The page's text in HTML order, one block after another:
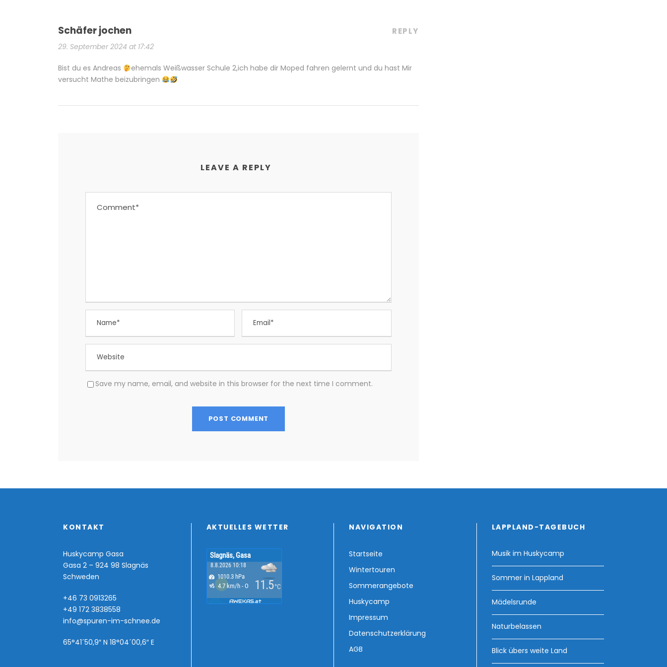
Schäfer jochen
29. September 2024 at 17:42
REPLY
Bist du es Andreas
ehemals Weißwasser Schule 2,ich habe dir Moped fahren gelernt und du hast Mir
versucht Mathe beizubringen
LEAVE A REPLY
Save my name, email, and website in this browser for the next time I comment.
KONTAKT
Huskycamp Gasa
Gasa 2 – 924 98 Slagnäs
Schweden
+46 73 0913265
+49 172 3838558
info@spuren-im-schnee.de
65°41´50,9″ N 18°04´00,6″ E
AKTUELLES WETTER NAVIGATION
Startseite
Wintertouren
Sommerangebote
Huskycamp
Impressum
Datenschutzerklärung
AGB
LAPPLAND-TAGEBUCH
Musik im Huskycamp
Sommer in Lappland
Mädelsrunde
Naturbelassen
Blick übers weite Land